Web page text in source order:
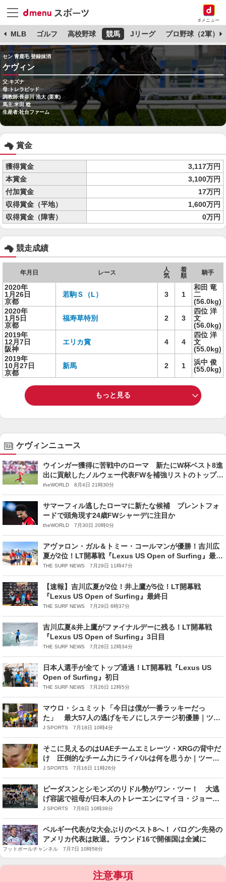
dメニュー
MLB ゴルフ 高校野球 競馬 Jリーグ プロ野球（2軍）
セン 青鹿毛 登録抹消
ケヴィン
父:キズナ
母:トレラピッド
調教師:長谷川 浩大 (栗東)
馬主:米田 稔
生産者:社台ファーム
賞金
獲得賞金
3,117万円
本賞金
3,100万円
付加賞金
17万円
収得賞金（平地）
1,600万円
収得賞金（障害）
0万円
競走成績
年月日 レース
人
気
着
順
騎手
2020年
1月26日
京都
若駒Ｓ（L） 3 1
和田 竜
二
(56.0kg)
2020年
1月5日
京都
福寿草特別 2 3
四位 洋
文
(56.0kg)
2019年
12月7日
阪神
エリカ賞 4 4
四位 洋
文
(55.0kg)
2019年
10月27日
京都
新馬 2 1
浜中 俊
(55.0kg)
もっと見る
ケヴィンニュース
ウインガー獲得に苦戦中のローマ 新たにW杯ベスト8進
出に貢献したノルウェー代表FWを補強リストのトップ
に、100億円以上が必要か
theWORLD 8月4日 21時30分
サマーフィル逃したローマに新たな候補 ブレントフォ
ードで頭角現す24歳FWシャーデに注目か
theWORLD 7月30日 20時0分
アヴァロン・ガル＆トミー・コールマンが優勝！吉川広
夏が2位！LT開幕戦『Lexus US Open of Surfing』最終
日
THE SURF NEWS 7月29日 11時47分
【速報】吉川広夏が2位！井上鷹が5位！LT開幕戦
『Lexus US Open of Surfing』最終日
THE SURF NEWS 7月29日 6時37分
吉川広夏&井上鷹がファイナルデーに残る！LT開幕戦
『Lexus US Open of Surfing』3日目
THE SURF NEWS 7月28日 12時34分
日本人選手が全てトップ通過！LT開幕戦『Lexus US
Open of Surfing』初日
THE SURF NEWS 7月26日 12時5分
マウロ・シュミット「今日は僕が一番ラッキーだっ
た」 最大57人の逃げをモノにしステージ初優勝｜ツー
ル・ド・フランス2026 レースレポート：第13ステージ
J SPORTS 7月18日 10時4分
そこに見えるのはUAEチームエミレーツ・XRGの背中だ
け 圧倒的なチーム力にライバルは何を思うか｜ツー
ル・ド・フランス2026
J SPORTS 7月16日 11時26分
ピーダスンとシモンズのリドル勢がワン・ツー！ 大逃
げ容認で祖母が日本人のトレーエンにマイヨ・ジョーヌ
｜ツール・ド・フランス2026 レースレポート：第4ステ
ージ
J SPORTS 7月8日 10時38分
ベルギー代表が2大会ぶりのベスト8へ！ バログン先発の
アメリカ代表は敗退。ラウンド16で開催国は全滅に
フットボールチャンネル 7月7日 10時58分
注意事項